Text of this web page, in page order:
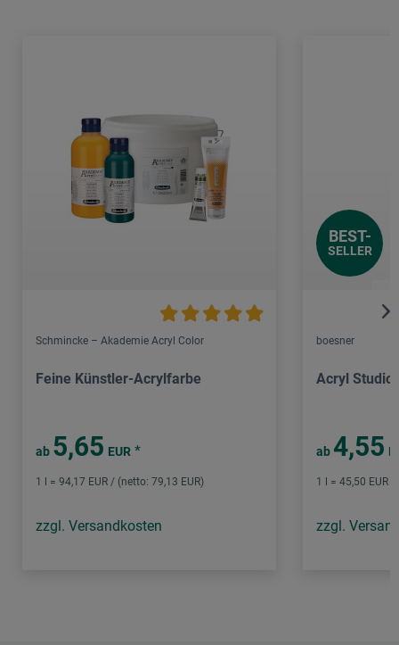
Schmincke – Akademie Acryl Color
Feine Künstler-Acrylfarbe
ab 5,65 EUR *
1 l = 94,17 EUR / (netto: 79,13 EUR)
zzgl. Versandkosten
BEST-
SELLER
boesner
Acryl Studio
ab 4,55
1 l = 45,50 EUR
zzgl.